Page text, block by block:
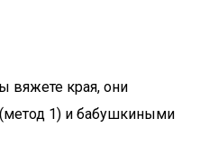
вяжете края, они
1) и бабушкиными